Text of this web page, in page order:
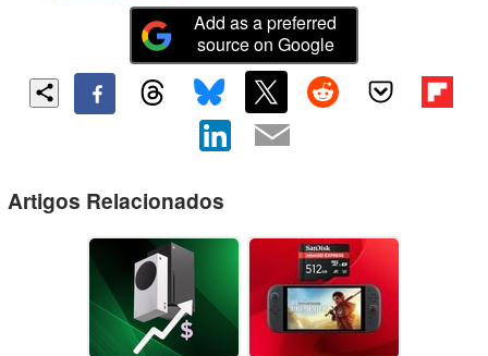
Add as a preferred
source on Google
Artigos Relacionados